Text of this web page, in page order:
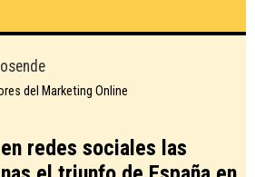
del Marketing Online
redes sociales las